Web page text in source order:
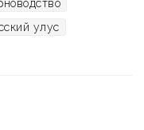
улус